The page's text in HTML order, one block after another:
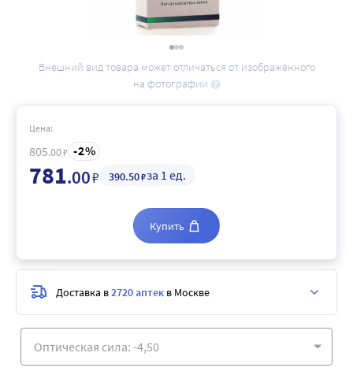
Внешний вид товара может отличаться от изображённого
на фотографии
Цена:
805.00₽ 2
781.00₽ 390.50₽за 1 ед.
Купить
Доставка в2720 аптек в Москве